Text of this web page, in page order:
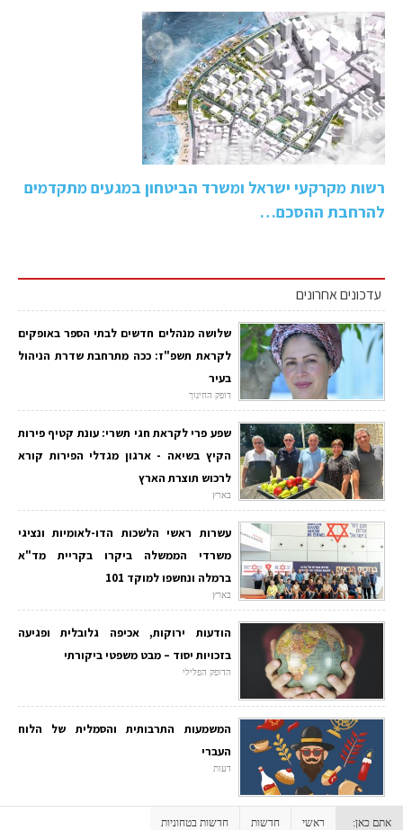
רשות מקרקעי ישראל ומשרד הביטחון במגעים מתקדמים
להרחבת ההסכם…
עדכונים אחרונים
שלושה מנהלים חדשים לבתי הספר באופקים
לקראת תשפ"ז: ככה מתרחבת שדרת הניהול
בעיר
דופק החינוך
שפע פרי לקראת חגי תשרי: עונת קטיף פירות
הקיץ בשיאה - ארגון מגדלי הפירות קורא
לרכוש תוצרת הארץ
בארץ
עשרות ראשי הלשכות הדו-לאומיות ונציגי
משרדי הממשלה ביקרו בקריית מד"א
ברמלה ונחשפו למוקד 101
בארץ
הודעות ירוקות, אכיפה גלובלית ופגיעה
בזכויות יסוד – מבט משפטי ביקורתי
הדופק הפלילי
המשמעות התרבותית והסמלית של הלוח
העברי
דעות
אתם כאן: ראשי חדשות חדשות בטחוניות